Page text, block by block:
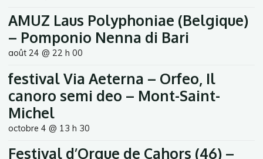
AMUZ Laus Polyphoniae (Belgique)
– Pomponio Nenna di Bari
août 24 @ 22 h 00
festival Via Aeterna – Orfeo, Il
canoro semi deo – Mont-Saint-
Michel
octobre 4 @ 13 h 30
Festival d’Orgue de Cahors (46) –